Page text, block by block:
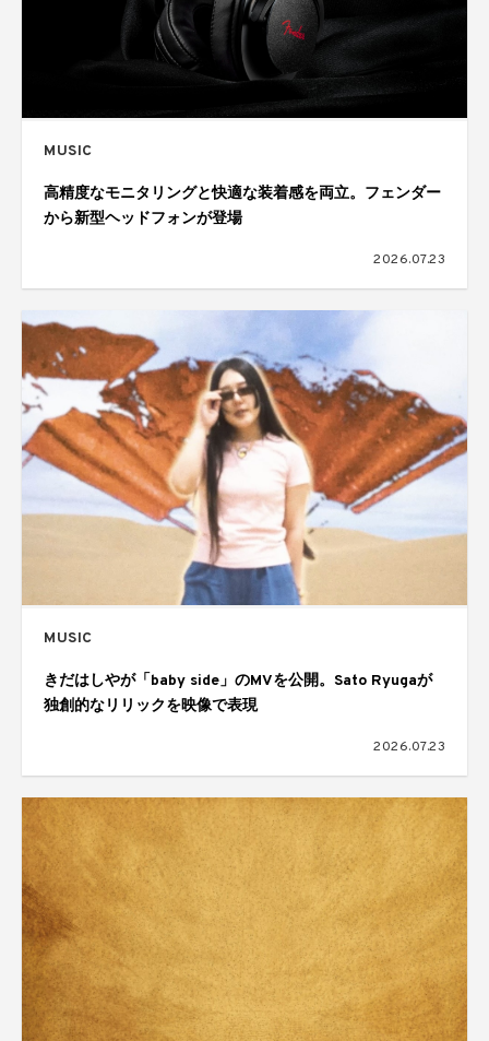
MUSIC
高精度なモニタリングと快適な装着感を両立。フェンダー
から新型ヘッドフォンが登場
2026.07.23
MUSIC
きだはしやが「baby side」のMVを公開。Sato Ryugaが
独創的なリリックを映像で表現
2026.07.23